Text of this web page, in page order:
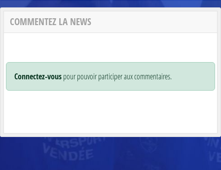
COMMENTEZ LA NEWS
Connectez-vouspour pouvoir participer aux commentaires.